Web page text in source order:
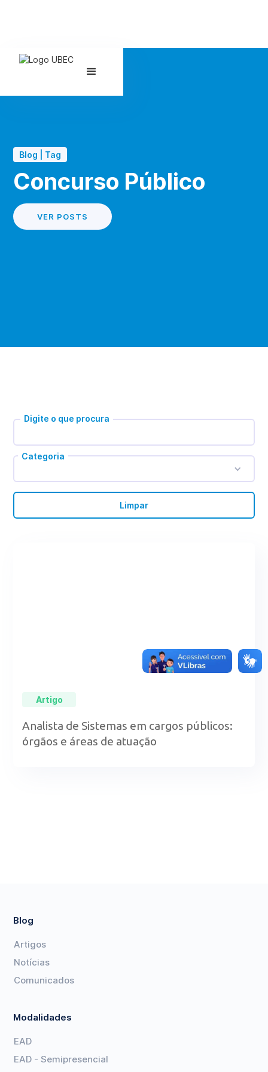
Blog | Tag
Concurso Público
VER POSTS
Digite o que procura
Categoria
Limpar
Artigo
Analista de Sistemas em cargos públicos:
órgãos e áreas de atuação
Blog
Artigos
Notícias
Comunicados
Modalidades
EAD
EAD - Semipresencial